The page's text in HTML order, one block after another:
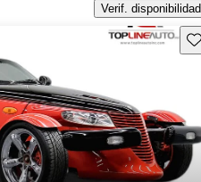
Verif. disponibilidad